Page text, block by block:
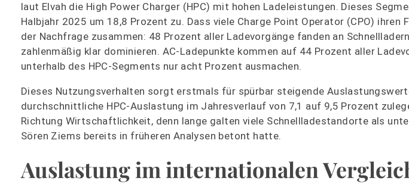
laut Elvah die High Power Charger (HPC) mit hohen Ladeleistungen. Dieses
Halbjahr 2025 um 18,8 Prozent zu. Dass viele Charge Point Operator (CPO)
der Nachfrage zusammen: 48 Prozent aller Ladevorgänge fanden an
zahlenmäßig klar dominieren. AC-Ladepunkte kommen auf 44 Prozent aller
unterhalb des HPC-Segments nur acht Prozent ausmachen.
Dieses Nutzungsverhalten sorgt erstmals für spürbar steigende
durchschnittliche HPC-Auslastung im Jahresverlauf von 7,1 auf 9,5 Prozent
Richtung Wirtschaftlichkeit, denn lange galten viele Schnellladestandorte als
Sören Ziems bereits in früheren Analysen betont hatte.
Auslastung im internationalen